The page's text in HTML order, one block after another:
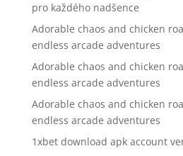
pro každého nadšence
Adorable chaos and chicken
endless arcade adventures
Adorable chaos and chicken
endless arcade adventures
Adorable chaos and chicken
endless arcade adventures
1xbet download apk account